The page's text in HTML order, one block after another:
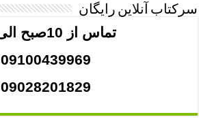
سرکتاب آنلاین رایگان
تماس از 10صبح الی 21
09100439969
09028201829